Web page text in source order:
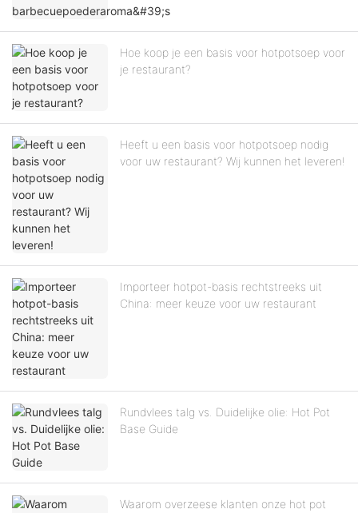
Hoe koop je een basis voor hotpotsoep voor
je restaurant?
Heeft u een basis voor hotpotsoep nodig
voor uw restaurant? Wij kunnen het leveren!
Importeer hotpot-basis rechtstreeks uit
China: meer keuze voor uw restaurant
Rundvlees talg vs. Duidelijke olie: Hot Pot
Base Guide
Waarom overzeese klanten onze hot pot